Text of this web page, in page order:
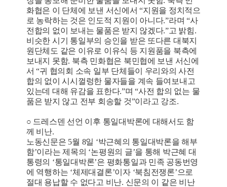
화협은 이 단체에 보낸 서신에서 “지원을 정치적으
로 농락하는 것은 인도적 지원이 아니다.”라며 “사
전합의 없이 보내는 물품은 받지 않겠다.”고 밝힘.
비슷한 시기 통일부의 승인을 받은 또다른 대북지
원단체도 같은 이유로 이유식 등 지원품을 북측에
보내지 못함. 북측 민화협은 북민협에 보낸 서신에
서 “귀 협의회 소속 일부 단체들이 우리와의 사전
합의 없이 시시껄렁한 물자들을 계속 들여보내고
있는데 대해 유감을 표한다.”며 “사전 합의 없는 물
품은 받지 않고 전부 회송할 것”이라고 강조.
○ 드레스덴 선언 이후 통일대박론에 대해서도 함
께 비난.
노동신문은 5월 8일 ‘박근혜의 통일대박론을 해부
함’이라는 제목의 ‘논평원의 글’을 통해 박근혜 대
통령의 ‘통일대박론’은 평화통일과 민족 공동번영
에 역행하는 ‘체제대결론’이자 ‘북침전쟁론’으로
절대 용납할 수 없다고 비난. 신문의 이 같은 비난